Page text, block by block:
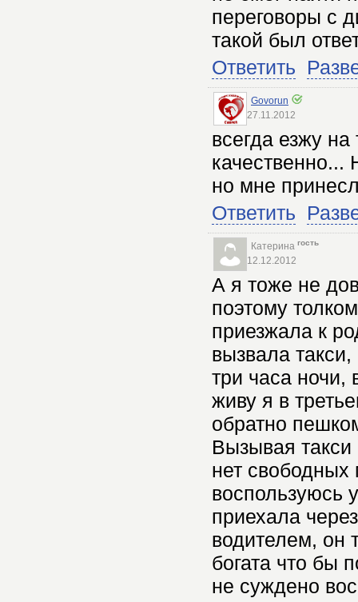
переговоры с
такой был
Ответить
Govorun
27.11.2012
всегда езжу
но мне
Ответить
Катерина гость
12.12.2012
А я тоже не
поэтому
приезжала к
вызвала
три часа ночи,
живу я в
обратно
Вызывая такси
нет свободных
воспользуюсь
приехала
водителем, он
богата что бы
не суждено